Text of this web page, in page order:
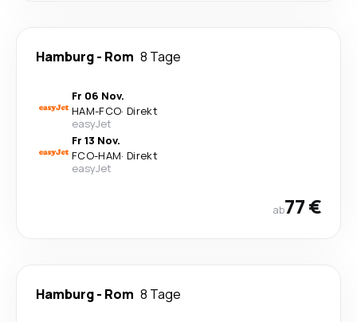
Hamburg- Rom 8 Tage
Fr 06 Nov.
HAM-FCO· Direkt
easyJet
Fr 13 Nov.
FCO-HAM· Direkt
easyJet
ab77 €
Hamburg- Rom 8 Tage